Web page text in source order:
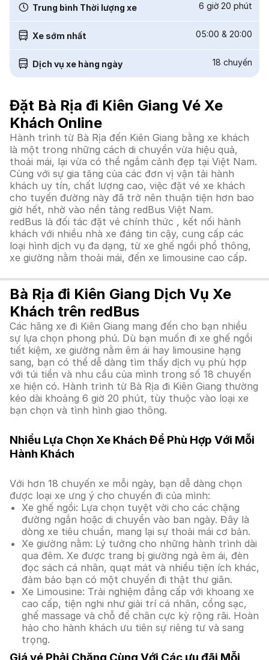
Trung bình Thời lượng xe 6 giờ 20 phút
Xe sớm nhất 05:00 & 20:00
Dịch vụ xe hàng ngày 18 chuyến
Đặt Bà Rịa đi Kiên Giang Vé Xe
Khách Online
Hành trình từ Bà Rịa đến Kiên Giang bằng xe khách
là một trong những cách di chuyển vừa hiệu quả,
thoải mái, lại vừa có thể ngắm cảnh đẹp tại Việt Nam.
Cùng với sự gia tăng của các đơn vị vận tải hành
khách uy tín, chất lượng cao, việc đặt vé xe khách
cho tuyến đường này đã trở nên thuận tiện hơn bao
giờ hết, nhờ vào nền tảng redBus Việt Nam.
redBus là đối tác đặt vé chính thức , kết nối hành
khách với nhiều nhà xe đáng tin cậy, cung cấp các
loại hình dịch vụ đa dạng, từ xe ghế ngồi phổ thông,
xe giường nằm thoải mái, đến xe limousine cao cấp.
Bà Rịa đi Kiên Giang Dịch Vụ Xe
Khách trên redBus
Các hãng xe đi Kiên Giang mang đến cho bạn nhiều
sự lựa chọn phong phú. Dù bạn muốn đi xe ghế ngồi
tiết kiệm, xe giường nằm êm ái hay limousine hạng
sang, bạn có thể dễ dàng tìm thấy dịch vụ phù hợp
với túi tiền và nhu cầu của mình trong số 18 chuyến
xe hiện có. Hành trình từ Bà Rịa đi Kiên Giang thường
kéo dài khoảng 6 giờ 20 phút, tùy thuộc vào loại xe
bạn chọn và tình hình giao thông.
Nhiều Lựa Chọn Xe Khách Để Phù Hợp Với Mỗi
Hành Khách
Với hơn 18 chuyến xe mỗi ngày, bạn dễ dàng chọn
được loại xe ưng ý cho chuyến đi của mình:
Xe ghế ngồi: Lựa chọn tuyệt vời cho các chặng
đường ngắn hoặc di chuyển vào ban ngày. Đây là
dòng xe tiêu chuẩn, mang lại sự thoải mái cơ bản.
Xe giường nằm: Lý tưởng cho những hành trình dài
qua đêm. Xe được trang bị giường ngả êm ái, đèn
đọc sách cá nhân, quạt mát và nhiều tiện ích khác,
đảm bảo bạn có một chuyến đi thật thư giãn.
Xe Limousine: Trải nghiệm đẳng cấp với khoang xe
cao cấp, tiện nghi như giải trí cá nhân, cổng sạc,
ghế massage và chỗ để chân cực kỳ rộng rãi. Hoàn
hảo cho hành khách ưu tiên sự riêng tư và sang
trọng.